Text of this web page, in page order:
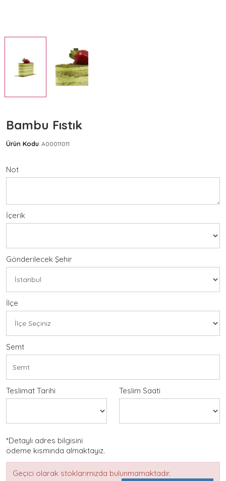
Bambu Fıstık
Ürün Kodu: A00011011
Not
İçerik
Gönderilecek Şehir
İlçe
Semt
Teslimat Tarihi Teslim Saati
*Detaylı adres bilgisini
ödeme kısmında almaktayız.
Geçici olarak stoklarımızda bulunmamaktadır.